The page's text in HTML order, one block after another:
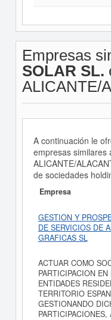
Empresas
SOLAR SL.
ALICANTE/
A continuación le
empresas similares
ALICANTE/
de sociedades
Empresa
GESTION Y
DE SERVICIOS DE
GRAFICAS SL
ACTUAR COMO
PARTICIPACION
ENTIDADES
TERRITORIO
GESTIONANDO